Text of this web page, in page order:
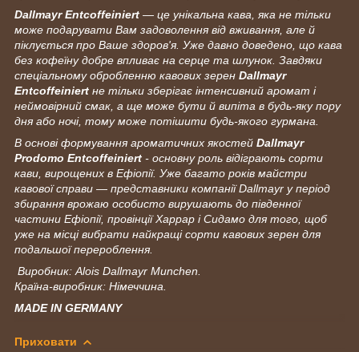
Dallmayr Entcoffeiniert — це унікальна кава, яка не тільки
може подарувати Вам задоволення від вживання, але й
піклується про Ваше здоров'я. Уже давно доведено, що кава
без кофеїну добре впливає на серце та шлунок. Завдяки
спеціальному обробленню кавових зерен Dallmayr
Entcoffeiniert не тільки зберігає інтенсивний аромат і
неймовірний смак, а ще може бути й випіта в будь-яку пору
дня або ночі, тому може потішити будь-якого гурмана.
В основі формування ароматичних якостей Dallmayr
Prodomo Entcoffeiniert - основну роль відіграють сорти
кави, вирощених в Ефіопії. Уже багато років майстри
кавової справи — представники компанії Dallmayr у період
збирання врожаю особисто вирушають до південної
частини Ефіопії, провінції Харрар і Сидамо для того, щоб
уже на місці вибрати найкращі сорти кавових зерен для
подальшої перероблення.
Виробник: Alois Dallmayr Munchen.
Країна-виробник: Німеччина.
MADE IN GERMANY
Приховати